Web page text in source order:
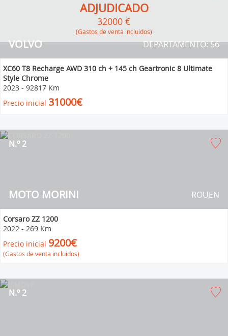
VOLVO DEPARTAMENTO: 56
ADJUDICADO
32000 €
(Gastos de venta incluidos)
XC60 T8 Recharge AWD 310 ch + 145 ch Geartronic 8 Ultimate
Style Chrome
2023 - 92817 Km
Precio inicial 31000€
MOTO MORINI
N.º 2
ROUEN
Corsaro ZZ 1200
2022 - 269 Km
Precio inicial 9200€
(Gastos de venta incluidos)
N.º 2